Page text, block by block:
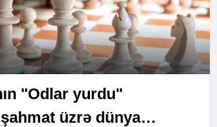
"Odlar yurdu"
üzrə dünya